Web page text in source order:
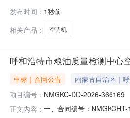
发布时间： 1秒前
相关产品：
空调机
呼和浩特市粮油质量检测中心
中标｜合同公告 内蒙古自治区｜
项目编号： NMGKC-DD-2026-366169
正文内容： 一、合同编号：